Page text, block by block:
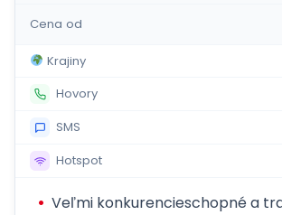
Cena od
Krajiny
Hovory
SMS
Hotspot
Veľmi konkurencieschopné a